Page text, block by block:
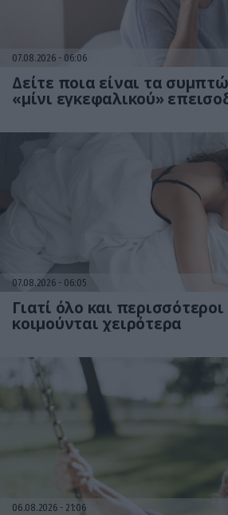
07.08.2026 06:06
Δείτε ποια είναι τα
«μίνι εγκεφαλικού»
07.08.2026 06:05
Γιατί όλο και
κοιμούνται χειρότερα
06.08.2026 21:06